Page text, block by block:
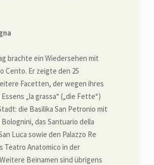
brachte ein Wiedersehen mit
Cento. Er zeigte den 25
Facetten, der wegen ihres
„la grassa“ („die Fette“)
die Basilika San Petronio mit
das Santuario della
Luca sowie den Palazzo Re
Teatro Anatomico in der
Beinamen sind übrigens